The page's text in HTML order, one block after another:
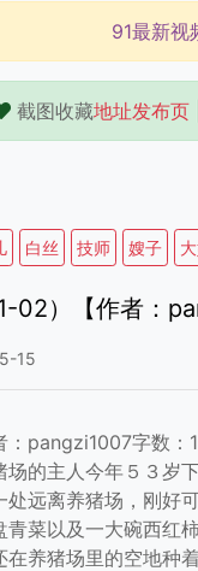
91最新视
截图收藏地址发布页
白丝 技师 嫂子
02）【作者：
15
：pangzi1007字数：
场的主人今年５３岁
处远离养猪场，刚好
青菜以及一大碗西红
在养猪场里的空地种